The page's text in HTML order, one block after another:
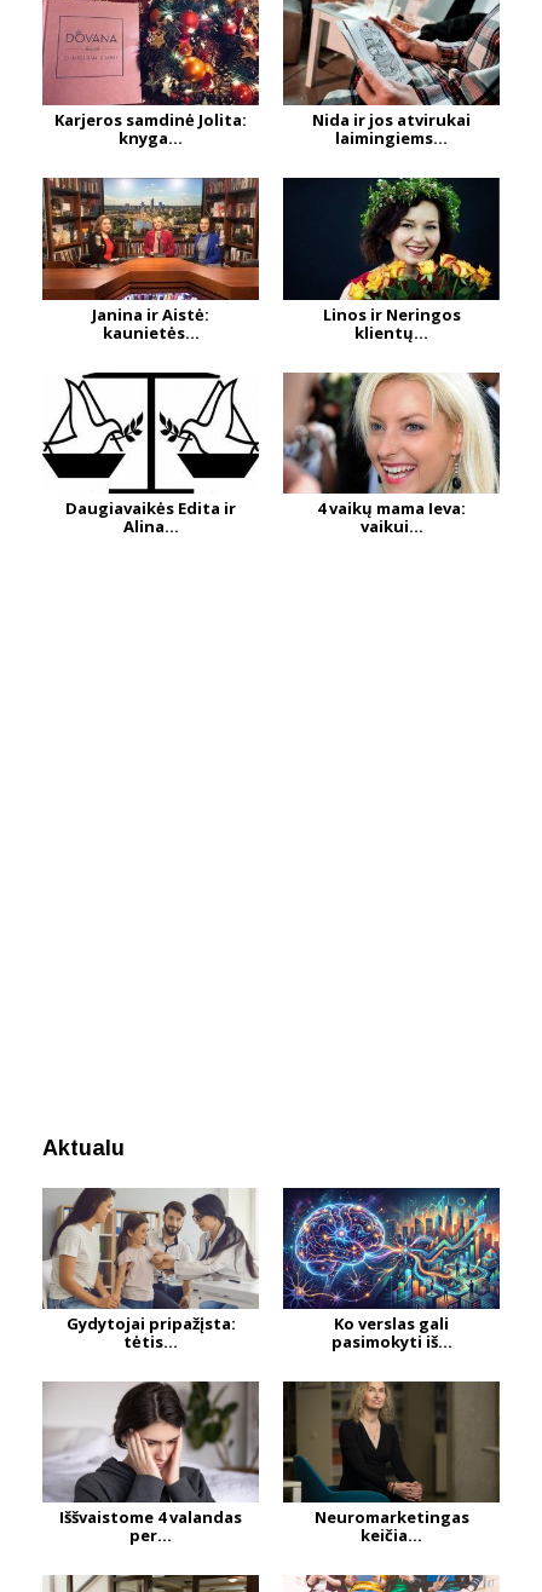
Karjeros samdinė Jolita:
knyga...
Nida ir jos atvirukai
laimingiems...
Janina ir Aistė:
kaunietės...
Linos ir Neringos
klientų...
Daugiavaikės Edita ir
Alina...
4 vaikų mama Ieva:
vaikui...
Aktualu
Gydytojai pripažįsta:
tėtis...
Ko verslas gali
pasimokyti iš...
Iššvaistome 4 valandas
per...
Neuromarketingas
keičia...